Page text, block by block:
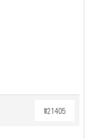
#21405